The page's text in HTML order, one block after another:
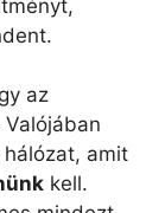
az
Valójában
amit
kell.